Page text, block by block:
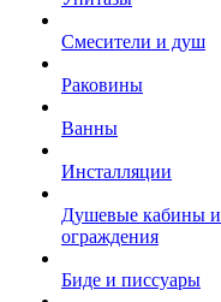
Смесители и душ
Раковины
Ванны
Инсталляции
Душевые кабины и
ограждения
Биде и писсуары